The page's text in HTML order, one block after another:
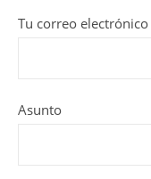
Tu correo
Asunto